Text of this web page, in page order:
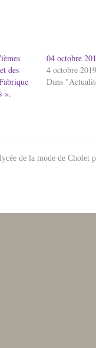
des
».
04 octobre
4 octobre 2019
Dans
de la mode de Cholet